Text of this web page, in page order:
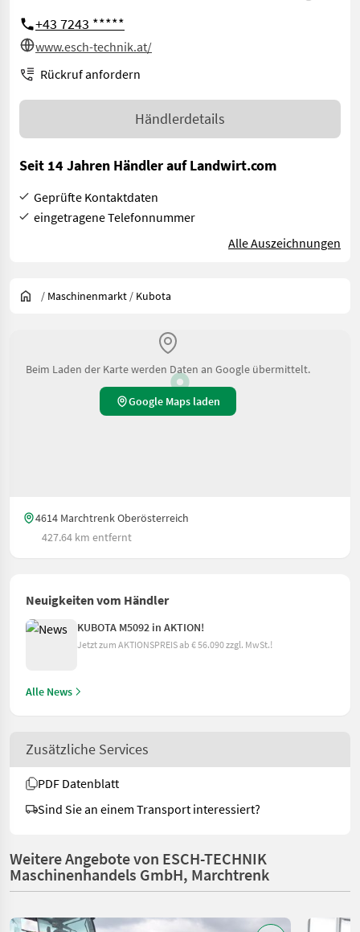
+43 7243 *****
www.esch-technik.at/
Rückruf anfordern
Händlerdetails
Seit 14 Jahren Händler auf Landwirt.com
Geprüfte Kontaktdaten
eingetragene Telefonnummer
Alle Auszeichnungen
/ Maschinenmarkt / Kubota
Beim Laden der Karte werden Daten an Google übermittelt.
Google Maps laden
4614 Marchtrenk Oberösterreich
427.64 km entfernt
Neuigkeiten vom Händler
KUBOTA M5092 in AKTION!
Jetzt zum AKTIONSPREIS ab € 56.090 zzgl. MwSt.!
Alle News
Zusätzliche Services
PDF Datenblatt
Sind Sie an einem Transport interessiert?
Weitere Angebote von ESCH-TECHNIK
Maschinenhandels GmbH, Marchtrenk